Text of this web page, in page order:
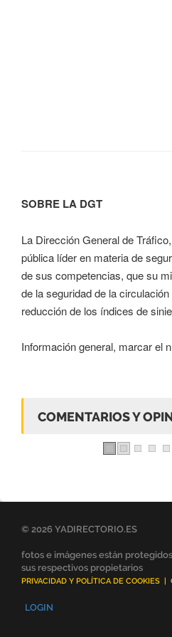
SOBRE LA DGT
La Dirección General de
pública líder en materia de
de sus competencias, que su
de la seguridad de la
reducción de los índices de
Información general, marcar el
COMENTARIOS Y
© 2026 YADIRECTORIO.ES
fotos e imágenes están
sus respectivos propietarios
PRIVACIDAD Y POLÍTICA DE COOKIES |
LOGIN